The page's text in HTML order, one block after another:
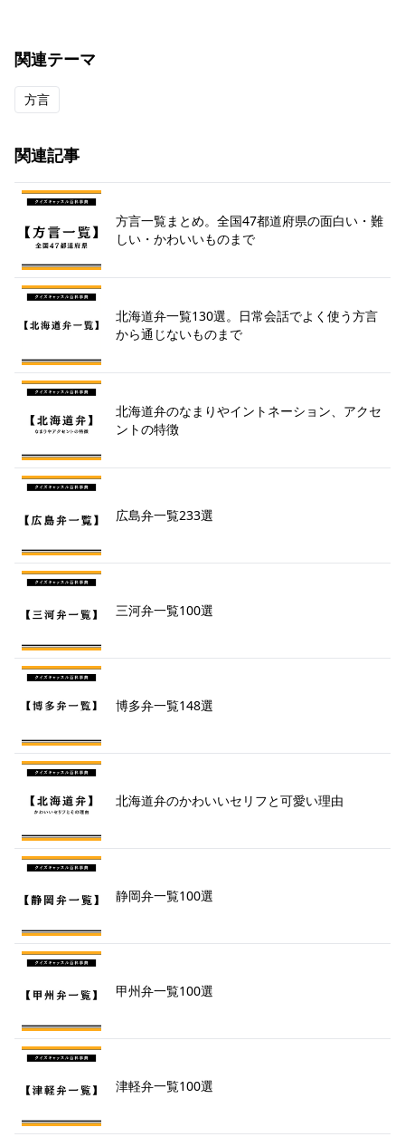
関連テーマ
方言
関連記事
方言一覧まとめ。全国47都道府県の面白い・難
しい・かわいいものまで
北海道弁一覧130選。日常会話でよく使う方言
から通じないものまで
北海道弁のなまりやイントネーション、アクセ
ントの特徴
広島弁一覧233選
三河弁一覧100選
博多弁一覧148選
北海道弁のかわいいセリフと可愛い理由
静岡弁一覧100選
甲州弁一覧100選
津軽弁一覧100選